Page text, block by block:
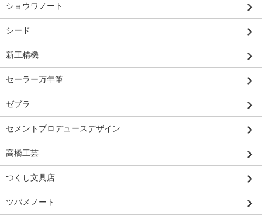
ショウワノート
シード
新工精機
セーラー万年筆
ゼブラ
セメントプロデュースデザイン
高橋工芸
つくし文具店
ツバメノート